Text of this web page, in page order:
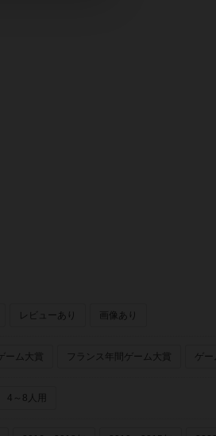
レビューあり 画像あり
ーム大賞 フランス年間ゲーム大賞 ゲー
4～8人用